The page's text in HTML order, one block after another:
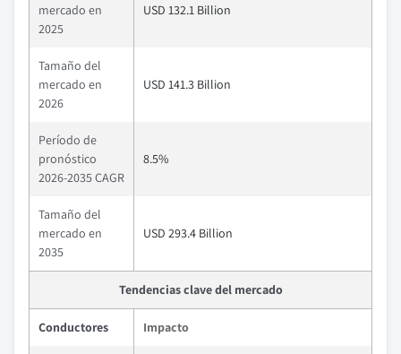
mercado en
2025
USD 132.1 Billion
Tamaño del
mercado en
2026
USD 141.3 Billion
Período de
pronóstico
2026-2035 CAGR
8.5%
Tamaño del
mercado en
2035
USD 293.4 Billion
Tendencias clave del mercado
Conductores Impacto